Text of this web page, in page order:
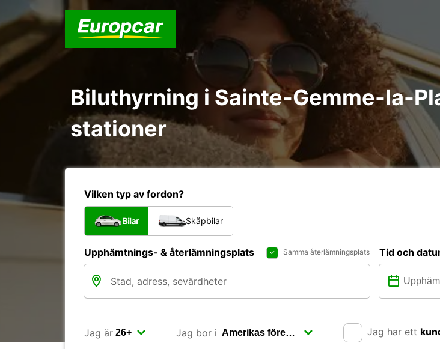
Biluthyrning i Sainte-Gemme-la-
stationer
Vilken typ av fordon?
Bilar Skåpbilar
Upphämtnings- & återlämningsplats Samma återlämningsplats Tid och
Jag är Jag bor i Jag har ett